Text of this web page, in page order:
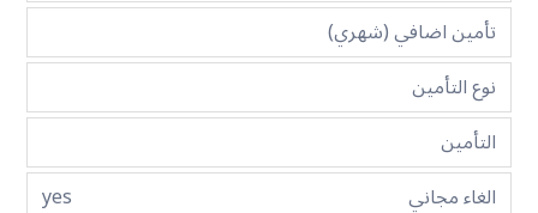
تأمين اضافي (شهري)
نوع التأمين
التأمين
الغاء مجاني
yes